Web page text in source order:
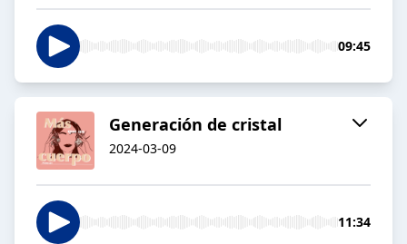
09:45
Generación de cristal
2024-03-09
11:34